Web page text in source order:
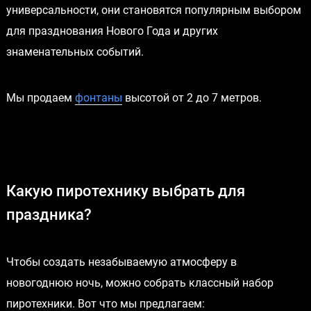
универсальности, они становятся популярным выбором
для празднования Нового Года и других
знаменательных событий.
Мы продаем фонтаны высотой от 2 до 7 метров.
Какую пиротехнику выбрать для
праздника?
Чтобы создать незабываемую атмосферу в
новогоднюю ночь, можно собрать классный набор
пиротехники. Вот что мы предлагаем: